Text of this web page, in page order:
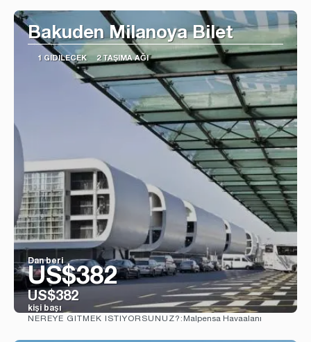
Bakuden Milanoya Bilet
1 GIDILECEK 2 TAŞIMA AĞI
Dan beri
US$382
US$382
kişi başı
NEREYE GITMEK ISTIYORSUNUZ?: Malpensa Havaalanı